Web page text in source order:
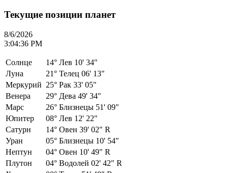
Текущие позиции планет
8/6/2026
3:04:36 PM
Солнце 14° Лев 10' 34"
Луна
21° Телец 06' 13"
Меркурий 25° Рак 33' 05"
Венера
29° Дева 49' 34"
Марс
26° Близнецы 51' 09"
Юпитер
08° Лев 12' 22"
Сатурн
14° Овен 39' 02" R
Уран
05° Близнецы 10' 54"
Нептун
04° Овен 10' 49" R
Плутон
04° Водолей 02' 42" R